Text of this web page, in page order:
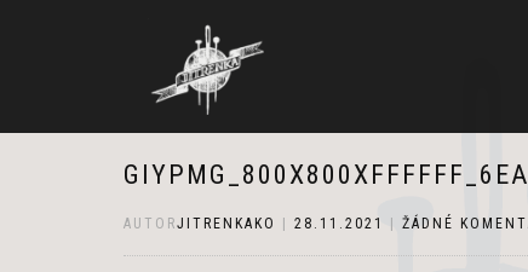
AUTORJITRENKAKO 28.11.2021 ŽÁDNÉ